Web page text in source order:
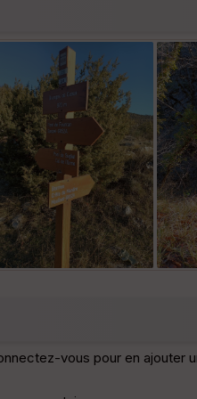
vous pour en ajouter